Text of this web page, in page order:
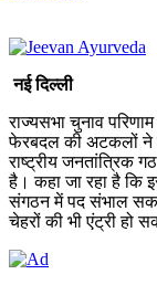
नई दिल्ली
राज्यसभा चुनाव
फेरबदल की अटकलों ने
राष्ट्रीय जनतांत्रिक
है। कहा जा रहा है कि
संगठन में पद संभाल सकते
चेहरों की भी एंट्री हो